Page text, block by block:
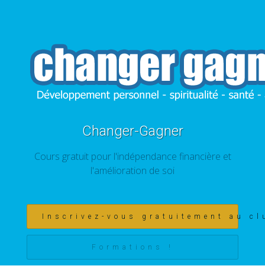
Changer-Gagner
Cours gratuit pour l'indépendance financière et
l'amélioration de soi
Inscrivez-vous gratuitement au
Formations !